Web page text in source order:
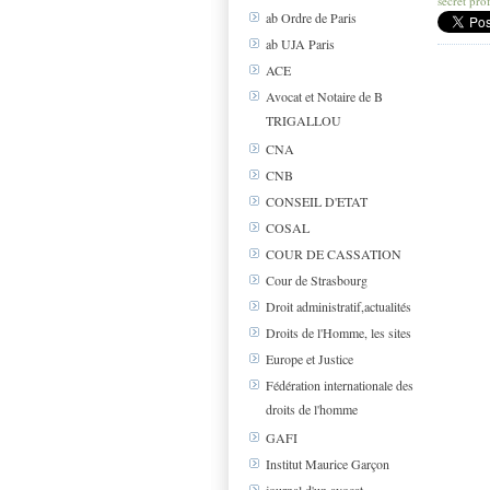
ab Ordre de Paris
ab UJA Paris
ACE
Avocat et Notaire de B
TRIGALLOU
CNA
CNB
CONSEIL D'ETAT
COSAL
COUR DE CASSATION
Cour de Strasbourg
Droit administratif,actualités
Droits de l'Homme, les sites
Europe et Justice
Fédération internationale des
droits de l'homme
GAFI
Institut Maurice Garçon